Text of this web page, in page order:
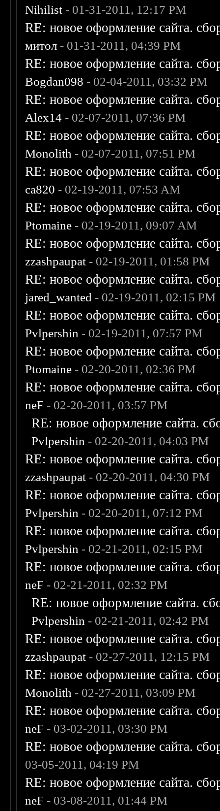
Nihilist - 01-31-2011, 12:17 PM
RE: новое оформление сайта.
митол - 01-31-2011, 04:39 PM
RE: новое оформление сайта.
Bogdan098 - 02-04-2011, 03:32 PM
RE: новое оформление сайта.
Alex14 - 02-07-2011, 07:36 PM
RE: новое оформление сайта.
Monolith - 02-07-2011, 07:51 PM
RE: новое оформление сайта.
ca820 - 02-19-2011, 07:53 AM
RE: новое оформление сайта.
Ptomaine - 02-19-2011, 09:07 AM
RE: новое оформление сайта.
zzashpaupat - 02-19-2011, 01:58 PM
RE: новое оформление сайта.
jared_wanted - 02-19-2011, 02:15 PM
RE: новое оформление сайта.
Pvlpershin - 02-19-2011, 07:57 PM
RE: новое оформление сайта.
Ptomaine - 02-20-2011, 02:36 PM
RE: новое оформление сайта.
neF - 02-20-2011, 03:57 PM
RE: новое оформление сайта.
Pvlpershin - 02-20-2011, 04:03 PM
RE: новое оформление сайта.
zzashpaupat - 02-20-2011, 04:30 PM
RE: новое оформление сайта.
Pvlpershin - 02-20-2011, 07:12 PM
RE: новое оформление сайта.
Pvlpershin - 02-21-2011, 02:15 PM
RE: новое оформление сайта.
neF - 02-21-2011, 02:32 PM
RE: новое оформление сайта.
Pvlpershin - 02-21-2011, 02:42 PM
RE: новое оформление сайта.
zzashpaupat - 02-27-2011, 12:15 PM
RE: новое оформление сайта.
Monolith - 02-27-2011, 03:09 PM
RE: новое оформление сайта.
neF - 03-02-2011, 03:30 PM
RE: новое оформление сайта.
03-05-2011, 04:19 PM
RE: новое оформление сайта.
neF - 03-08-2011, 01:44 PM